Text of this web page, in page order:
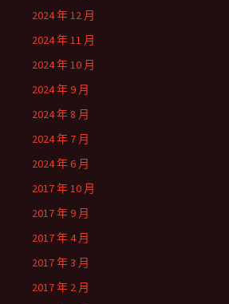
2024 年 12 月
2024 年 11 月
2024 年 10 月
2024 年 9 月
2024 年 8 月
2024 年 7 月
2024 年 6 月
2017 年 10 月
2017 年 9 月
2017 年 4 月
2017 年 3 月
2017 年 2 月